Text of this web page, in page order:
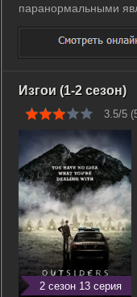
паранормальными
Изгои (1-2 сезон)
3.5/5 (
2 сезон 13 серия